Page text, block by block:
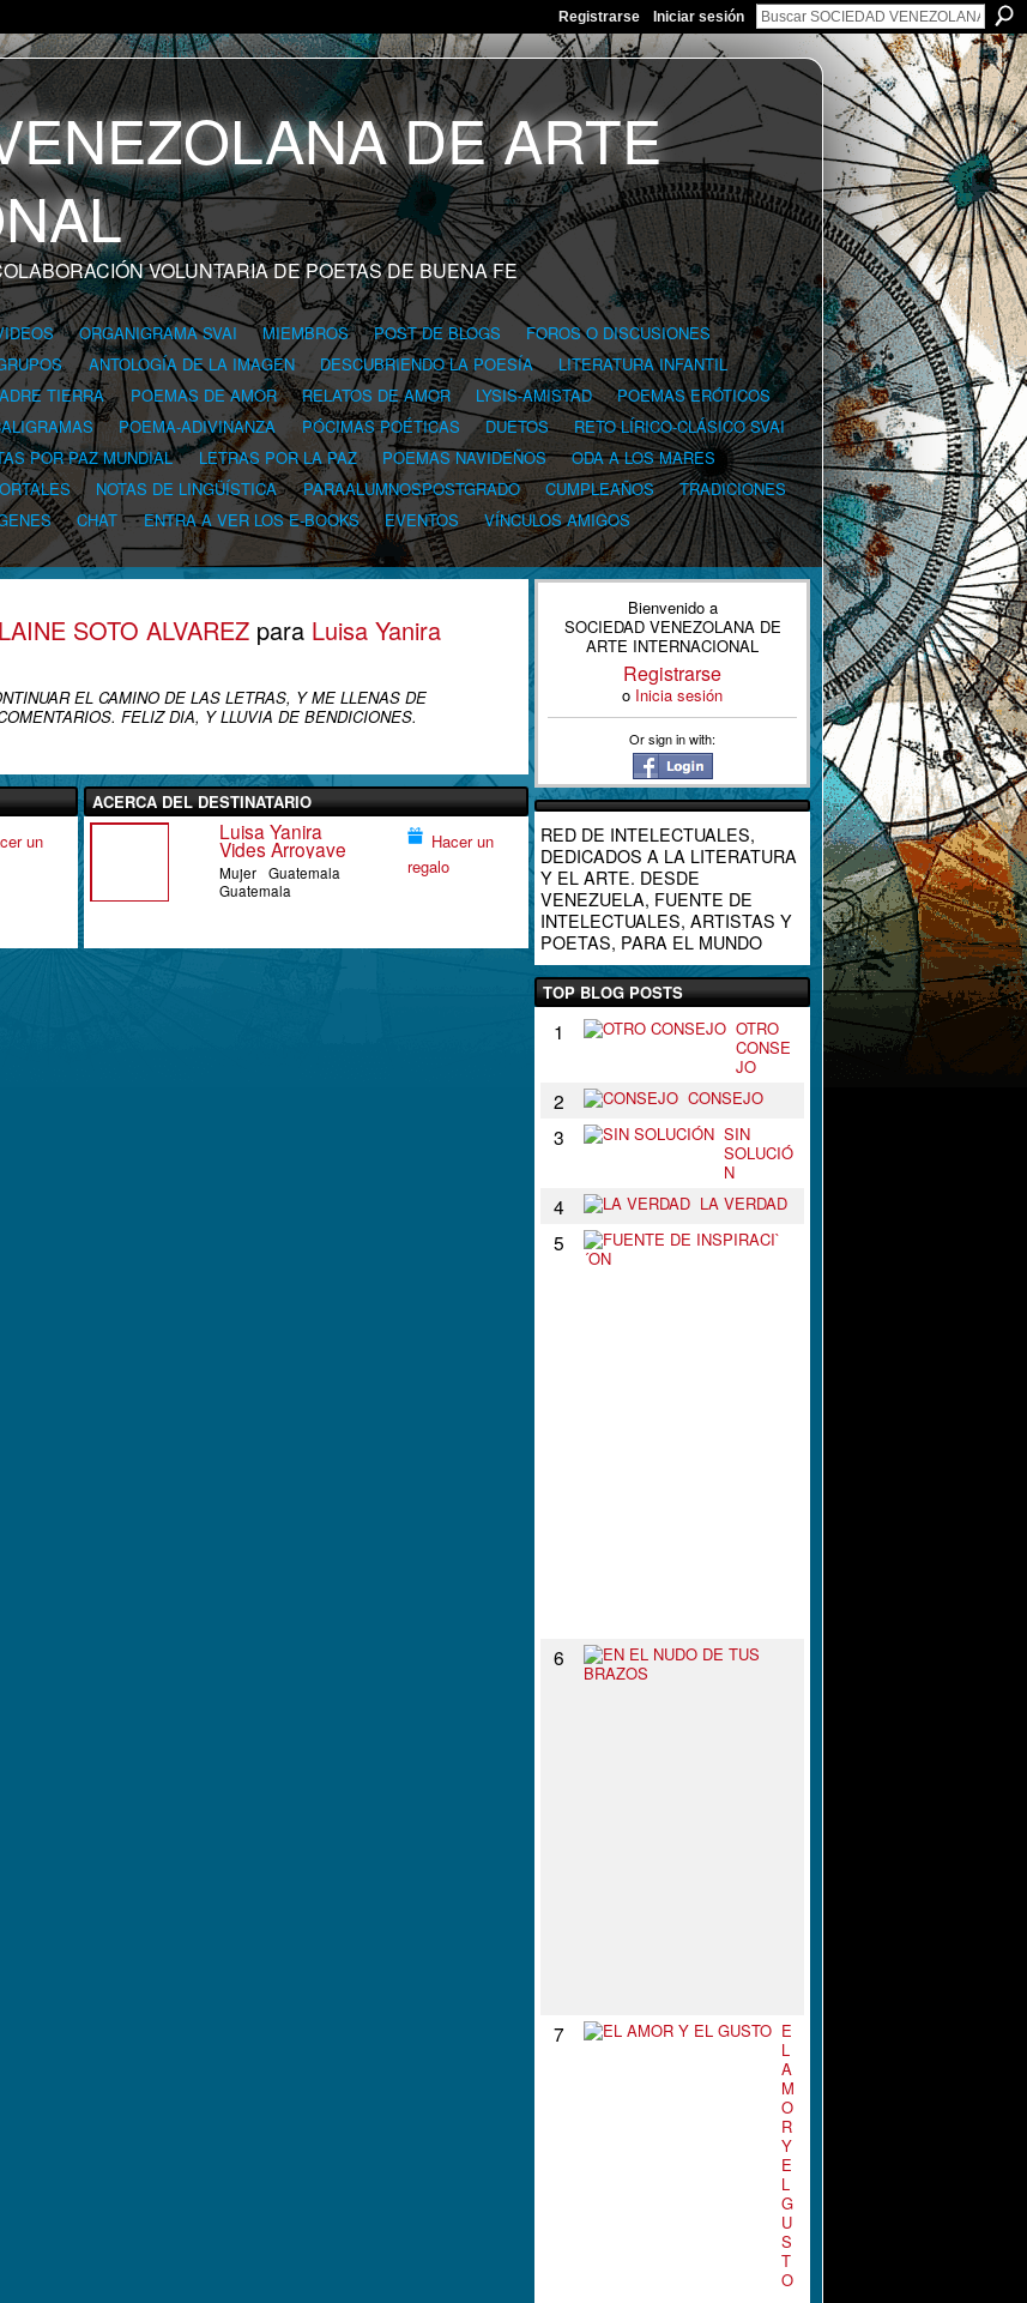
Registrarse Iniciar sesión
VOLUNTARIA DE POETAS DE BUENA FE
ORGANIGRAMA SVAI MIEMBROS POST DE BLOGS
FOROS O DISCUSIONES
ANTOLOGÍA DE LA IMAGEN DESCUBRIENDO LA POESÍA
LITERATURA INFANTIL
TIERRA POEMAS DE AMOR RELATOS DE AMOR LYSIS-AMISTAD
POEMAS ERÓTICOS
POEMA-ADIVINANZA PÓCIMAS POÉTICAS DUETOS
RETO LÍRICO-CLÁSICO SVAI
POR PAZ MUNDIAL LETRAS POR LA PAZ POEMAS NAVIDEÑOS
ODA A LOS MARES
NOTAS DE LINGÜÍSTICA PARAALUMNOSPOSTGRADO CUMPLEAÑOS
TRADICIONES
CHAT ENTRA A VER LOS E-BOOKS EVENTOS
VÍNCULOS AMIGOS
SOTO ALVAREZ para Luisa Yanira
EL CAMINO DE LAS LETRAS, Y ME LLENAS DE
FELIZ DIA, Y LLUVIA DE BENDICIONES.
un
ACERCA DEL DESTINATARIO
Luisa Yanira
Vides Arroyave
Mujer
Guatemala
Guatemala
Hacer un
regalo
Bienvenido a
SOCIEDAD VENEZOLANA DE
ARTE INTERNACIONAL
Registrarse
o Inicia sesión
Or sign in with:
RED DE INTELECTUALES,
DEDICADOS A LA LITERATURA
Y EL ARTE. DESDE
VENEZUELA, FUENTE DE
INTELECTUALES, ARTISTAS Y
POETAS, PARA EL MUNDO
TOP BLOG POSTS
1
OTRO
CONSE
JO
2 CONSEJO
3
SIN
SOLUCIÓ
N
4 LA VERDAD
5
6
7
E
L
A
M
O
R
Y
E
L
G
U
S
T
O